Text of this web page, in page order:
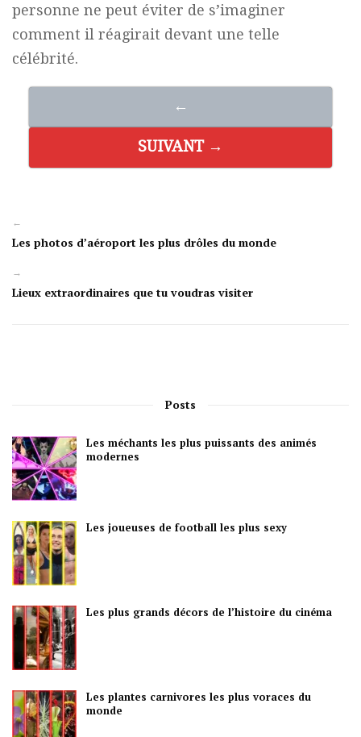
personne ne peut éviter de s’imaginer
comment il réagirait devant une telle
célébrité.
←
SUIVANT →
←
Les photos d’aéroport les plus drôles du monde
→
Lieux extraordinaires que tu voudras visiter
Posts
Les méchants les plus puissants des animés
modernes
Les joueuses de football les plus sexy
Les plus grands décors de l’histoire du cinéma
Les plantes carnivores les plus voraces du
monde